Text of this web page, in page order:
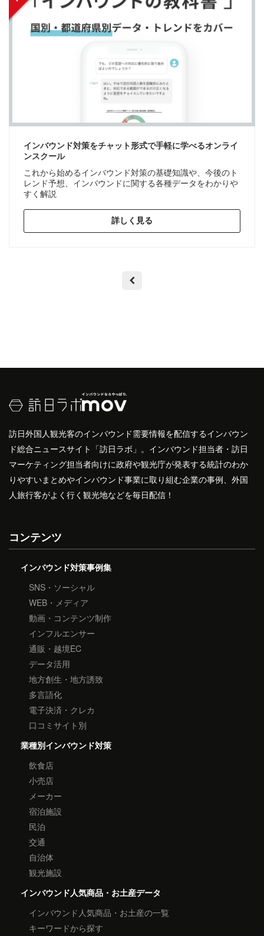
インバウンド対策をチャット形式で手軽に学べるオンライ
ンスクール
これから始めるインバウンド対策の基礎知識や、今後のト
レンド予想、インバウンドに関する各種データをわかりや
すく解説
詳しく見る
訪日外国人観光客のインバウンド需要情報を配信するインバウン
ド総合ニュースサイト「訪日ラボ」。インバウンド担当者・訪日
マーケティング担当者向けに政府や観光庁が発表する統計のわか
りやすいまとめやインバウンド事業に取り組む企業の事例、外国
人旅行客がよく行く観光地などを毎日配信！
コンテンツ
インバウンド対策事例集
SNS・ソーシャル
WEB・メディア
動画・コンテンツ制作
インフルエンサー
通販・越境EC
データ活用
地方創生・地方誘致
多言語化
電子決済・クレカ
口コミサイト別
業種別インバウンド対策
飲食店
小売店
メーカー
宿泊施設
民泊
交通
自治体
観光施設
インバウンド人気商品・お土産データ
インバウンド人気商品・お土産の一覧
キーワードから探す